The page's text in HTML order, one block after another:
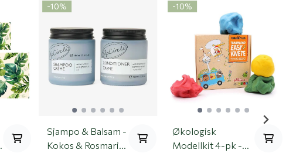
-10%
Sjampo & Balsam -
Kokos & Rosmarin
-10%
Økologisk
Modellkit 4-pk -